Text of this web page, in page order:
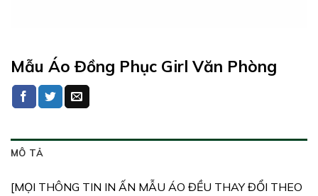
Mẫu Áo Đồng Phục Girl Văn Phòng
MÔ TẢ
[MỌI THÔNG TIN IN ẤN MẪU ÁO ĐỀU THAY ĐỔI THEO